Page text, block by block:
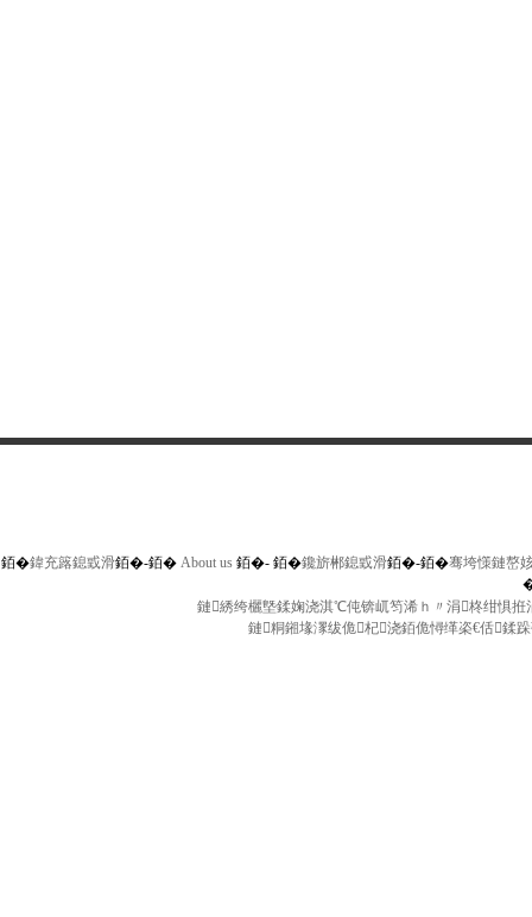
銆�鍏充簬鎴戜滑銆�-銆� About us 銆�- 銆�鑱旂郴鎴戜滑銆�-銆�骞垮憡鏈嶅
鏈綉绔欐墍鍒婅浇淇℃伅锛屼笉浠ｈ〃涓柊绀惧
鏈粡鎺堟潈绂佹杞浇銆佹憳缂栥€佸鍒